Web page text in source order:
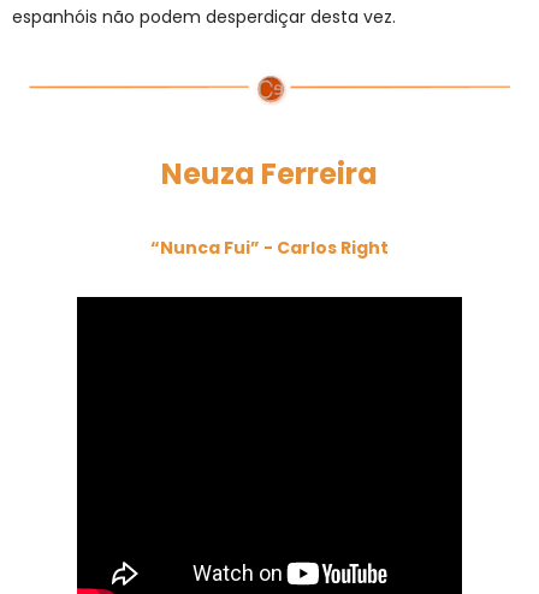
espanhóis não podem desperdiçar desta vez.
Neuza Ferreira
“Nunca Fui” - Carlos Right